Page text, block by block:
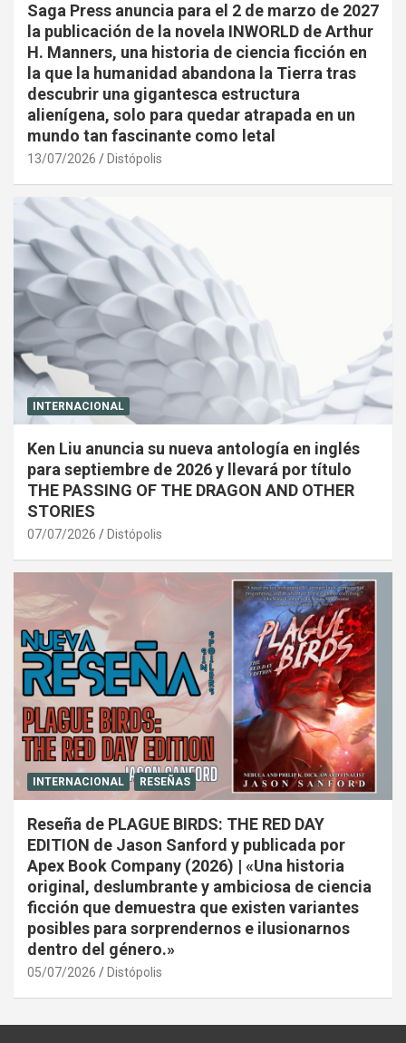
Saga Press anuncia para el 2 de marzo de 2027
la publicación de la novela INWORLD de Arthur
H. Manners, una historia de ciencia ficción en
la que la humanidad abandona la Tierra tras
descubrir una gigantesca estructura
alienígena, solo para quedar atrapada en un
mundo tan fascinante como letal
13/07/2026 Distópolis
INTERNACIONAL
Ken Liu anuncia su nueva antología en inglés
para septiembre de 2026 y llevará por título
THE PASSING OF THE DRAGON AND OTHER
STORIES
07/07/2026 Distópolis
INTERNACIONAL RESEÑAS
Reseña de PLAGUE BIRDS: THE RED DAY
EDITION de Jason Sanford y publicada por
Apex Book Company (2026) | «Una historia
original, deslumbrante y ambiciosa de ciencia
ficción que demuestra que existen variantes
posibles para sorprendernos e ilusionarnos
dentro del género.»
05/07/2026 Distópolis